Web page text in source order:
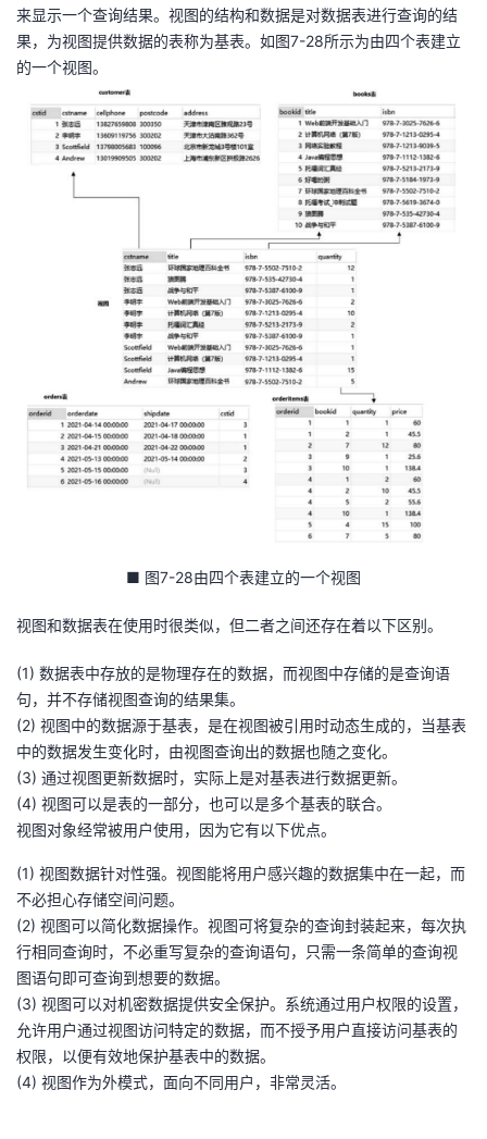
播
活
的
注
我
的
我
证
实
验
的
收
藏
的
持
我
建
议
来显示一个查询结果。视图的结构和数据是对数据表进行查询的结
果，为视图提供数据的表称为基表。如图7-28所示为由四个表建立
的一个视图。
■ 图7-28由四个表建立的一个视图
视图和数据表在使用时很类似，但二者之间还存在着以下区别。
(1) 数据表中存放的是物理存在的数据，而视图中存储的是查询语
句，并不存储视图查询的结果集。
(2) 视图中的数据源于基表，是在视图被引用时动态生成的，当基表
中的数据发生变化时，由视图查询出的数据也随之变化。
(3) 通过视图更新数据时，实际上是对基表进行数据更新。
(4) 视图可以是表的一部分，也可以是多个基表的联合。
视图对象经常被用户使用，因为它有以下优点。
(1) 视图数据针对性强。视图能将用户感兴趣的数据集中在一起，而
不必担心存储空间问题。
(2) 视图可以简化数据操作。视图可将复杂的查询封装起来，每次执
行相同查询时，不必重写复杂的查询语句，只需一条简单的查询视
图语句即可查询到想要的数据。
(3) 视图可以对机密数据提供安全保护。系统通过用户权限的设置，
允许用户通过视图访问特定的数据，而不授予用户直接访问基表的
权限，以便有效地保护基表中的数据。
(4) 视图作为外模式，面向不同用户，非常灵活。